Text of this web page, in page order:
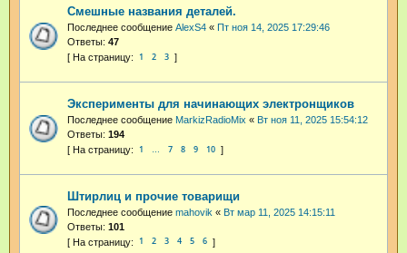
Смешные названия деталей.
Последнее сообщение AlexS4 « Пт ноя 14, 2025 17:29:46
Ответы: 47
1 2 3
Эксперименты для начинающих электронщиков
Последнее сообщение MarkizRadioMix « Вт ноя 11, 2025 15:54:12
Ответы: 194
1 … 7 8 9 10
Штирлиц и прочие товарищи
Последнее сообщение mahovik « Вт мар 11, 2025 14:15:11
Ответы: 101
1 2 3 4 5 6